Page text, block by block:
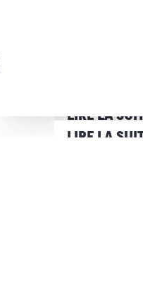
LIRE LA
LIRE LA